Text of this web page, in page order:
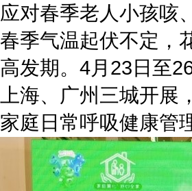
应对春季老人小孩咳
春季气温起伏不定，
高发期。4月23日至
上海、广州三城开
家庭日常呼吸健康管